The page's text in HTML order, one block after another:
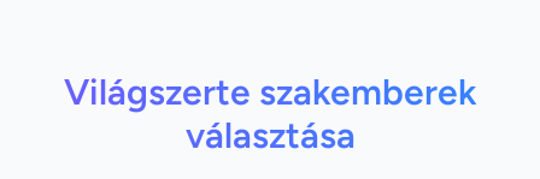
Világszerte szakemberek
választása